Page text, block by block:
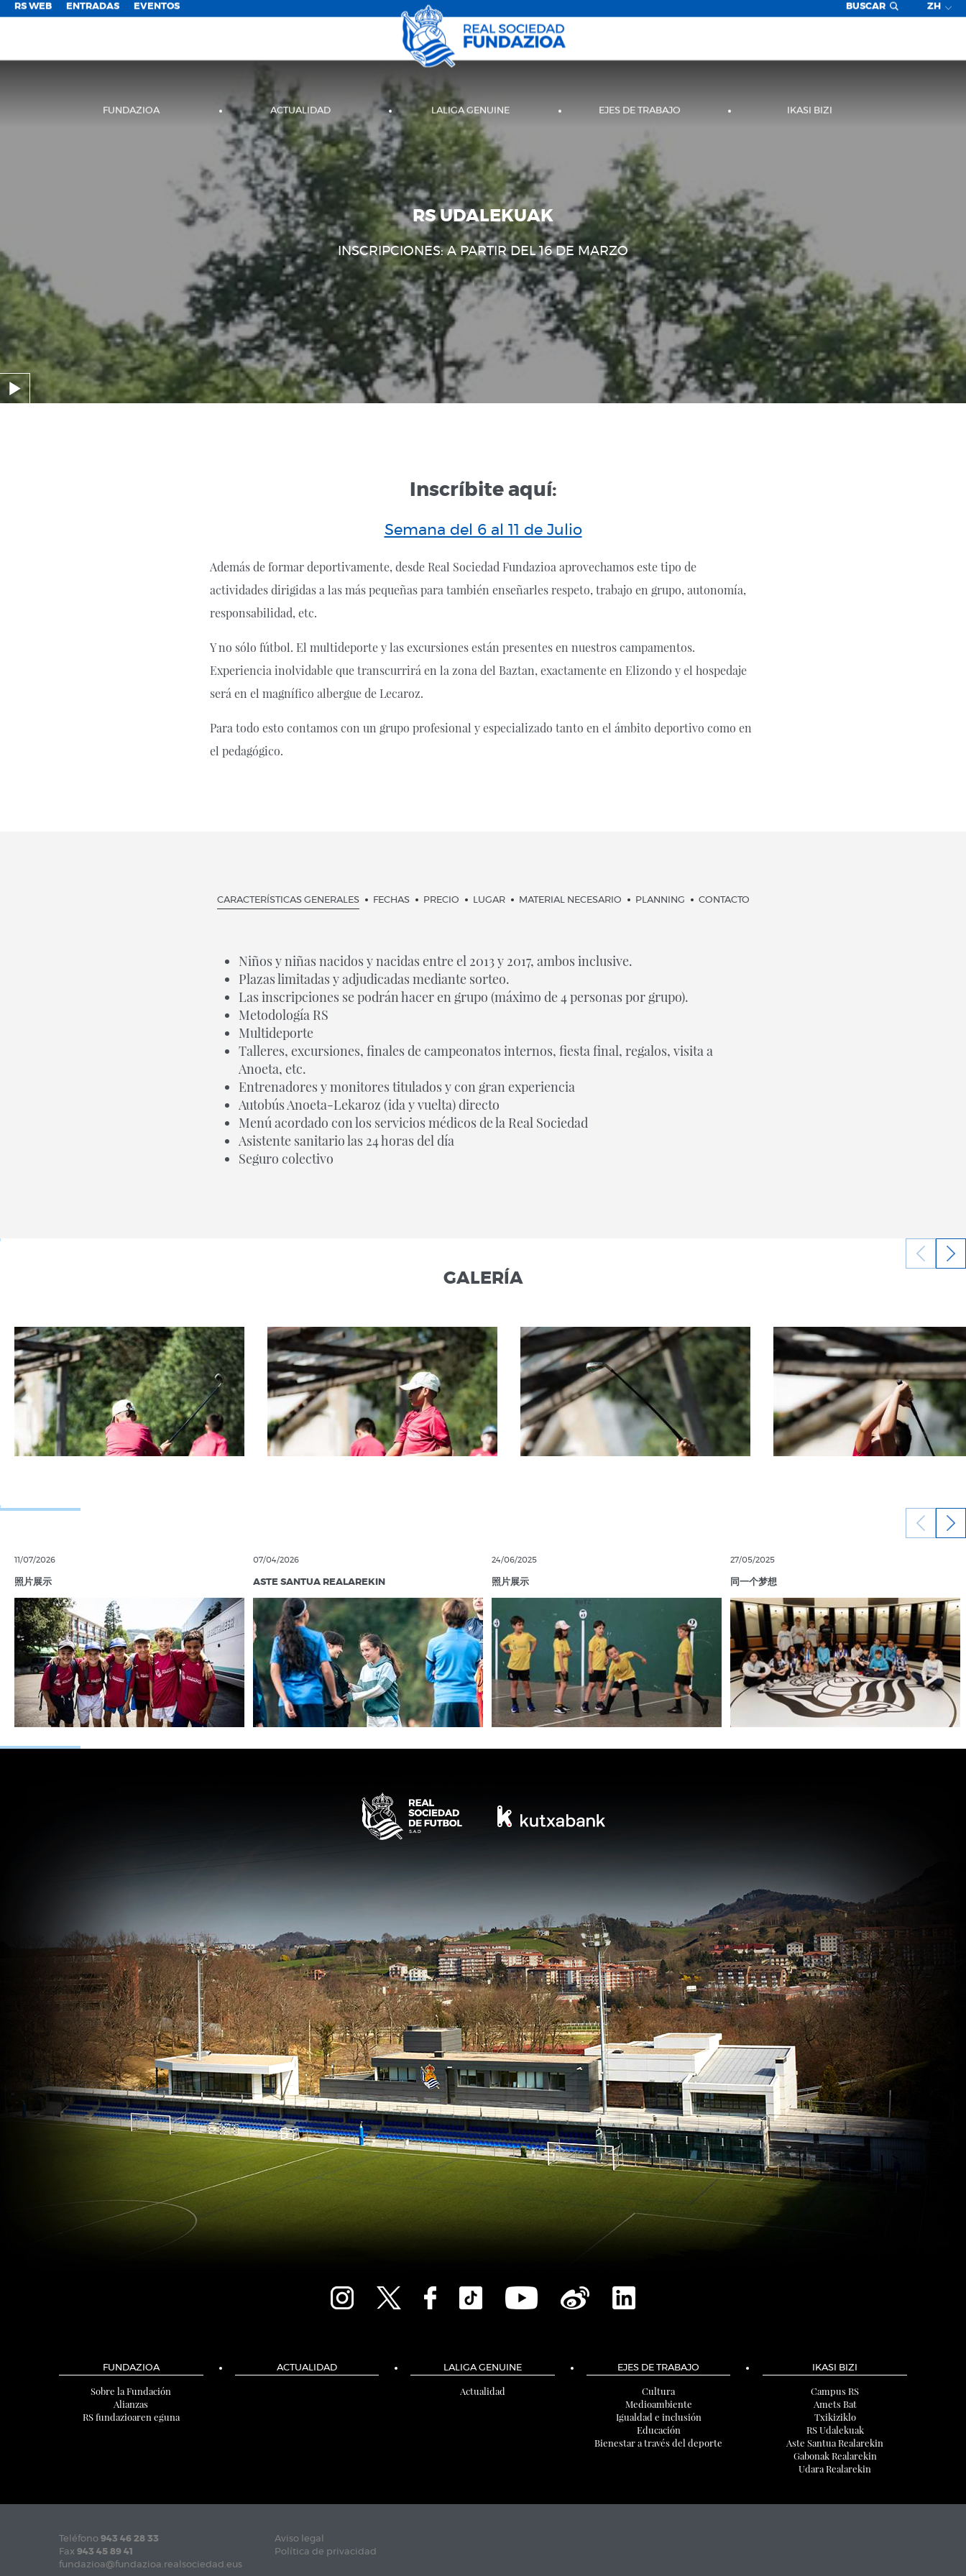
RS WEB ENTRADAS EVENTOS BUSCAR ZH
FUNDAZIOA ACTUALIDAD LALIGA GENUINE EJES DE TRABAJO IKASI BIZI
RS UDALEKUAK
INSCRIPCIONES: A PARTIR DEL 16 DE MARZO
Inscríbite aquí:
Semana del 6 al 11 de Julio
Además de formar deportivamente, desde Real Sociedad Fundazioa aprovechamos este tipo de
actividades dirigidas a las más pequeñas para también enseñarles respeto, trabajo en grupo, autonomía,
responsabilidad, etc.
Y no sólo fútbol. El multideporte y las excursiones están presentes en nuestros campamentos.
Experiencia inolvidable que transcurrirá en la zona del Baztan, exactamente en Elizondo y el hospedaje
será en el magnífico albergue de Lecaroz.
Para todo esto contamos con un grupo profesional y especializado tanto en el ámbito deportivo como en
el pedagógico.
CARACTERÍSTICAS GENERALES FECHAS PRECIO LUGAR MATERIAL NECESARIO PLANNING CONTACTO
Niños y niñas nacidos y nacidas entre el 2013 y 2017, ambos inclusive.
Plazas limitadas y adjudicadas mediante sorteo.
Las inscripciones se podrán hacer en grupo (máximo de 4 personas por grupo).
Metodología RS
Multideporte
Talleres, excursiones, finales de campeonatos internos, fiesta final, regalos, visita a
Anoeta, etc.
Entrenadores y monitores titulados y con gran experiencia
Autobús Anoeta-Lekaroz (ida y vuelta) directo
Menú acordado con los servicios médicos de la Real Sociedad
Asistente sanitario las 24 horas del día
Seguro colectivo
GALERÍA
11/07/2026
照片展示
07/04/2026
ASTE SANTUA REALAREKIN
24/06/2025
照片展示
27/05/2025
同一个梦想
FUNDAZIOA
Sobre la Fundación
Alianzas
RS fundazioaren eguna
ACTUALIDAD LALIGA GENUINE
Actualidad
EJES DE TRABAJO
Cultura
Medioambiente
Igualdad e inclusión
Educación
Bienestar a través del deporte
IKASI BIZI
Campus RS
Amets Bat
Txikiziklo
RS Udalekuak
Aste Santua Realarekin
Gabonak Realarekin
Udara Realarekin
Teléfono 943 46 28 33
Fax 943 45 89 41
fundazioa@fundazioa.realsociedad.eus
Aviso legal
Política de privacidad